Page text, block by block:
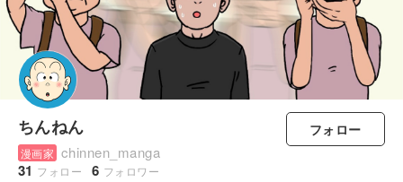
ちんねん
漫画家 chinnen_manga
31 フォロー 6 フォロワー
フォロー